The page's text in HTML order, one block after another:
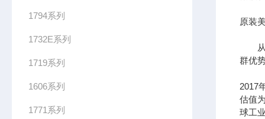
1794系列
1732E系列
1719系列
1606系列
1771系列
原装
从长
群优
2017
估值
球工